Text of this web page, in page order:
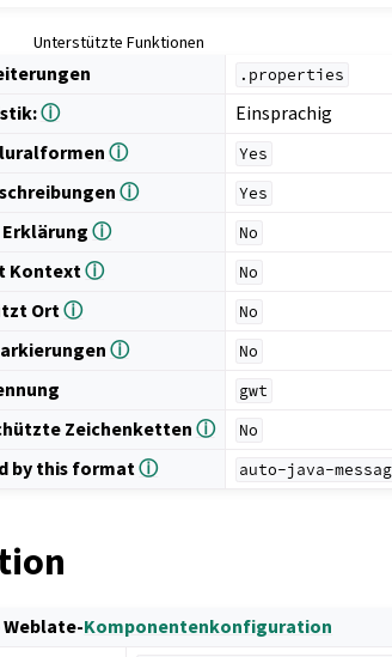
Unterstützte Funktionen
.properties
ⓘ
Einsprachig
ⓘ Yes
ⓘ Yes
ⓘ No
Kontextⓘ No
Ortⓘ No
ⓘ No
gwt
Zeichenkettenⓘ No
by this formatⓘ auto-java-
Weblate-Komponentenkonfiguration